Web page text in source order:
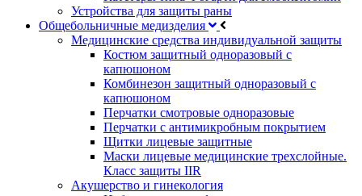
Устройства для защиты раны
Общебольничные медизделия
Медицинские средства индивидуальной защиты
Костюм защитный одноразовый с
капюшоном
Комбинезон защитный одноразовый с
капюшоном
Перчатки смотровые одноразовые
Перчатки с антимикробным покрытием
Щитки лицевые защитные
Маски лицевые медицинские трехслойные.
Класс защиты IIR
Акушерство и гинекология